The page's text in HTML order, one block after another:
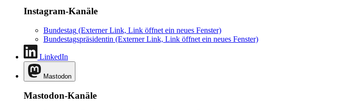
Instagram-Kanäle
Bundestag (Externer Link, Link öffnet ein neues Fenster)
Bundestagspräsidentin (Externer Link, Link öffnet ein neues Fenster)
LinkedIn
Mastodon
Mastodon-Kanäle